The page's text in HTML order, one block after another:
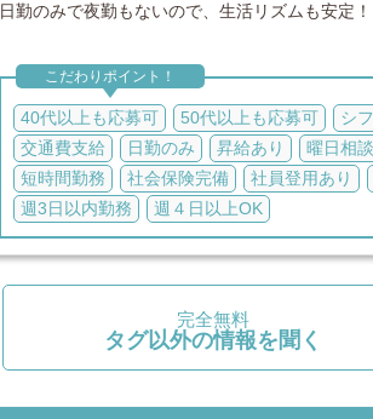
日勤のみで夜勤もないので、生活リズムも安定！
こだわりポイント！
40代以上も応募可 50代以上も応募可 シ
交通費支給
日勤のみ 昇給あり 曜日相
短時間勤務
社会保険完備 社員登用あり
週3日以内勤務
週４日以上OK
完全無料
タグ以外の情報を聞く